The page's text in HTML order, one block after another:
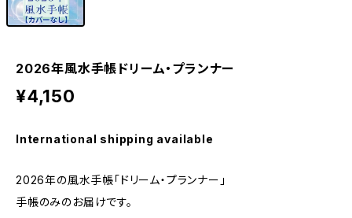
2026年風水手帳ドリーム・プランナー
¥4,150
International shipping available
2026年の風水手帳「ドリーム・プランナー」
手帳のみのお届けです。